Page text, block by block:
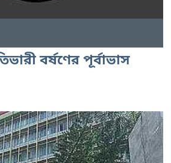
বর্ষণের পূর্বাভাস